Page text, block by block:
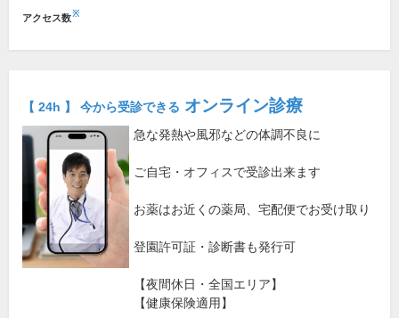
アクセス数※
【 24h 】 今から受診できる オンライン診療
急な発熱や風邪などの体調不良に
ご自宅・オフィスで受診出来ます
お薬はお近くの薬局、宅配便でお受け取り
登園許可証・診断書も発行可
【夜間休日・全国エリア】
【健康保険適用】